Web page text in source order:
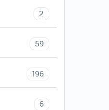
2
59
196
6